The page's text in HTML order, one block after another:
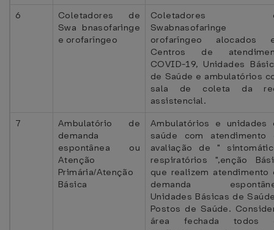
6
Coletadores de
Swa bnasofaringe
e orofaríngeo
Coletadores
Swabnasofaringe
orofaríngeo alocados
Centros de
COVID-19, Unidades
de Saúde e ambulatórios
sala de coleta da
assistencial.
7
Ambulatório de
demanda
espontânea ou
Atenção
Primária/Atenção
Básica
Ambulatórios e unidades
saúde com atendimento
avaliação de "
respiratórios ",enção
que realizem atendimento
demanda
Unidades Básicas de
Postos de Saúde.
área fechada todos